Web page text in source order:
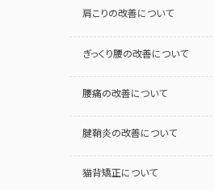
肩こりの改善について
ぎっくり腰の改善について
腰痛の改善について
腱鞘炎の改善について
猫背矯正について